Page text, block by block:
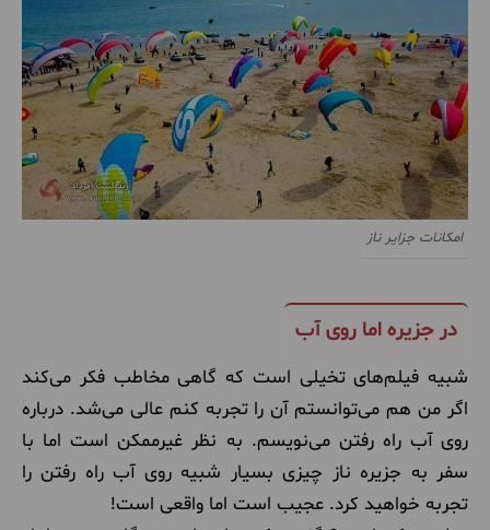
امکانات جزایر ناز
در جزیره اما روی آب
شبیه فیلم‌های تخیلی است که گاهی مخاطب فکر می‌کند
اگر من هم می‌توانستم آن را تجربه کنم عالی می‌شد. درباره
روی آب راه رفتن می‌نویسم. به نظر غیرممکن است اما با
سفر به جزیره ناز چیزی بسیار شبیه روی آب راه رفتن را
تجربه خواهید کرد. عجیب است اما واقعی است!